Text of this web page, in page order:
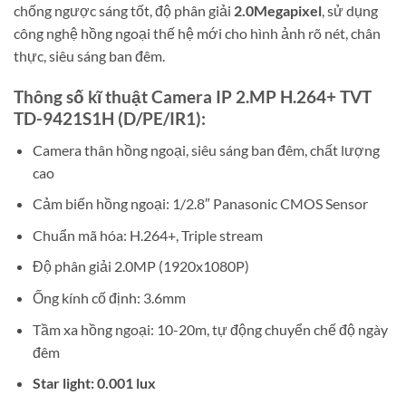
chống ngược sáng tốt, độ phân giải 2.0Megapixel, sử dụng
công nghệ hồng ngoại thế hệ mới cho hình ảnh rõ nét, chân
thực, siêu sáng ban đêm.
Thông số kĩ thuật Camera IP 2.MP H.264+ TVT
TD-9421S1H (D/PE/IR1):
Camera thân hồng ngoại, siêu sáng ban đêm, chất lượng
cao
Cảm biến hồng ngoại: 1/2.8″ Panasonic CMOS Sensor
Chuẩn mã hóa: H.264+, Triple stream
Độ phân giải 2.0MP (1920x1080P)
Ống kính cố định: 3.6mm
Tầm xa hồng ngoại: 10-20m, tự động chuyển chế độ ngày
đêm
Star light: 0.001 lux